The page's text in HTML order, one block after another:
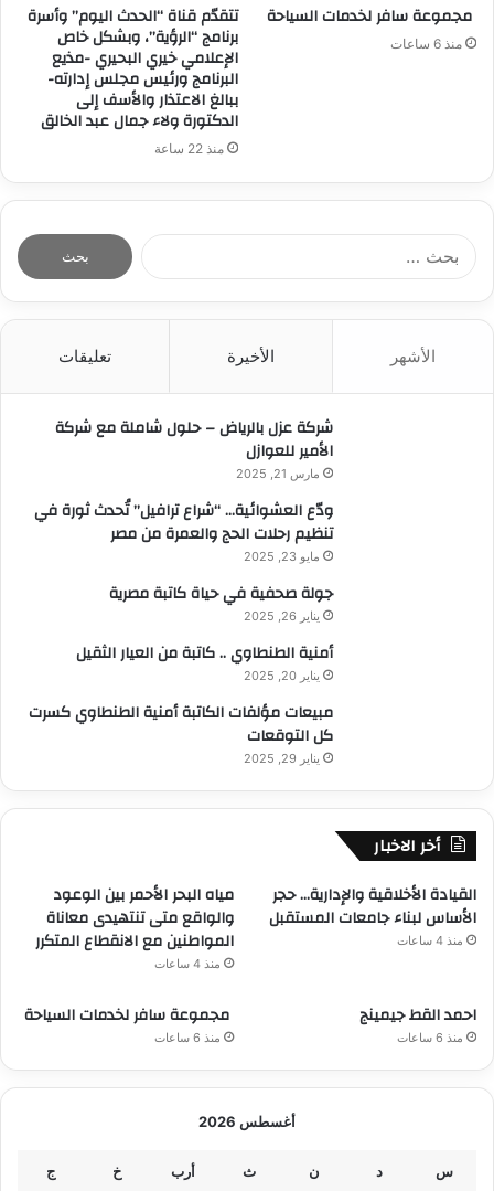
مجموعة سافر لخدمات السياحة
منذ 6 ساعات
تتقدّم قناة “الحدث اليوم” وأسرة
برنامج “الرؤية”، وبشكل خاص
الإعلامي خيري البحيري -مذيع
البرنامج ورئيس مجلس إدارته-
ببالغ الاعتذار والأسف إلى
الدكتورة ولاء جمال عبد الخالق
منذ 22 ساعة
الأشهر الأخيرة تعليقات
شركة عزل بالرياض – حلول شاملة مع شركة
الأمير للعوازل
مارس 21, 2025
ودّع العشوائية… “شراع ترافيل” تُحدث ثورة في
تنظيم رحلات الحج والعمرة من مصر
مايو 23, 2025
جولة صحفية في حياة كاتبة مصرية
يناير 26, 2025
أمنية الطنطاوي .. كاتبة من العيار الثقيل
يناير 20, 2025
مبيعات مؤلفات الكاتبة أمنية الطنطاوي كسرت
كل التوقعات
يناير 29, 2025
أخر الاخبار
القيادة الأخلاقية والإدارية… حجر
الأساس لبناء جامعات المستقبل
منذ 4 ساعات
مياه البحر الأحمر بين الوعود
والواقع متى تنتهيدى معاناة
المواطنين مع الانقطاع المتكرر
منذ 4 ساعات
احمد القط جيمينج
منذ 6 ساعات
مجموعة سافر لخدمات السياحة
منذ 6 ساعات
أغسطس 2026
س د ن ث أرب خ ج